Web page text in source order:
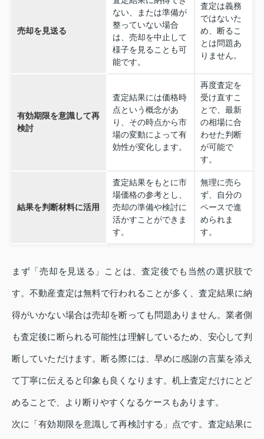
売却を見送る
ない、または準備が
整っていない場合
は、売却を中止して
様子を見ることも可
能です。
査定は義務
ではないた
め、断るこ
とは問題あ
りません。
有効期限を意識して再
検討
査定結果には価格時
点という概念があ
り、その時点から市
場の変動によって有
効性が変化します。
再度査定を
受け直すこ
とで、最新
の相場に合
わせた判断
が可能で
す。
結果を判断材料に活用
査定結果をもとに市
場価格の参考とし、
売却の準備や検討に
活かすことができま
す。
無理に売ら
ず、自分の
ペースで進
められま
す。
まず「売却を見送る」ことは、査定後でも当然の選択肢で
す。不動産査定は無料で行われることが多く、査定結果に納
得がいかない場合は売却を断っても問題ありません。業者側
も査定後に断られる可能性は理解しているため、安心して判
断していただけます。断る際には、早めに感謝の言葉を添え
て丁寧に伝えると印象も良くなります。机上査定だけにとど
めることで、より断りやすくなるケースもあります。
次に「有効期限を意識して再検討する」点です。査定結果に